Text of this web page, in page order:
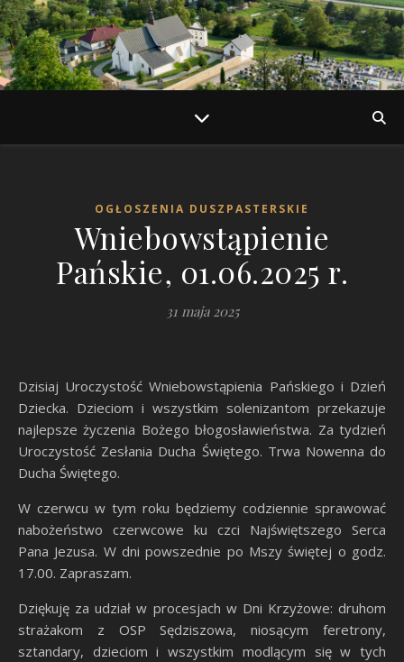
OGŁOSZENIA DUSZPASTERSKIE
Wniebowstąpienie
Pańskie, 01.06.2025 r.
31 maja 2025
Dzisiaj Uroczystość Wniebowstąpienia Pańskiego i Dzień
Dziecka. Dzieciom i wszystkim solenizantom przekazuje
najlepsze życzenia Bożego błogosławieństwa. Za tydzień
Uroczystość Zesłania Ducha Świętego. Trwa Nowenna do
Ducha Świętego.
W czerwcu w tym roku będziemy codziennie sprawować
nabożeństwo czerwcowe ku czci Najświętszego Serca
Pana Jezusa. W dni powszednie po Mszy świętej o godz.
17.00. Zapraszam.
Dziękuję za udział w procesjach w Dni Krzyżowe: druhom
strażakom z OSP Sędziszowa, niosącym feretrony,
sztandary, dzieciom i wszystkim modlącym się w tych